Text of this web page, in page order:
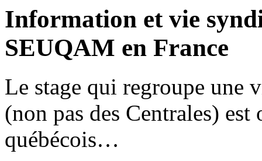
Information et vie
SEUQAM en France
Le stage qui regroupe une
(non pas des Centrales)
québécois…